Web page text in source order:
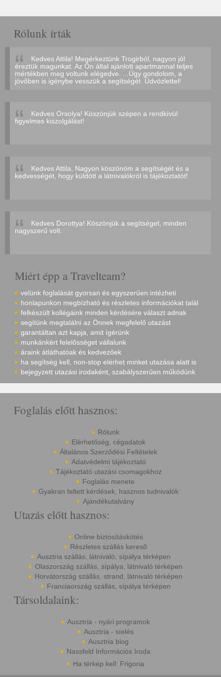
Rólunk írták
Kedves Attila! Megérkeztünk Trogirból, nagyon jól
éreztük magunkat. Az Ön által ajánlott apartmannal teljes
mértékben meg voltunk elégedve. ...Úgy gondolom, a
jövőben is igénybe vesszük a segítségét. Üdvözlettel!
Kedves Orsolya! Köszönjük szépen a rendkívül
figyelmes kiszolgálást!
Kedves Attila, Nagyon köszönöm a segítségét és a
kedvességét, hogy küldött a látnivalókról is tájékoztatót!
Kedves Dorottya! Köszönjük a segítséget, minden
nagyszerű volt.
Miért épp a Travelteam?
velünk foglalását gyorsan és egyszerűen intézheti
honlapunkon megbízható és részletes információkat talál
felkészült kollégáink minden kérdésére választ adnak
segítünk megtalálni az Önnek megfelelő utazást
garantáltan azt kapja, amit ígérünk
munkánkért felelősséget vállalunk
áraink átláthatóak és kedvezőek
ha segítség kell, non-stop elérhet minket utazása alatt is
bejegyzett utazási irodaként, szabályszerűen működünk
Foglalás előtt hasznos:
Rólunk
Elérhetőség, cégadatok
Általános Szerződési Feltételek
Adatvédelmi tájékoztató
Tájékoztató utazási csomagokhoz
Foglalás menete
Gyakran feltett kérdések, hasznos tudnivalók
Ajándékutalvány
Utazás előtt hasznos:
Online biztosításkötés
Részletes szállás kereső
Ausztria szállás, látnivaló, sípálya térképen
Olaszország szállás, sípálya, látnivaló térképen
Horvátország szállás, strand, látnivaló térképen
Franciaország szállás, sípálya térképen
Társoldalaink:
Ausztria - nyári programok
Ausztria - síelés
Ausztria blog
Nassfeld Információs Iroda
Ha térkép kell: Frigoria